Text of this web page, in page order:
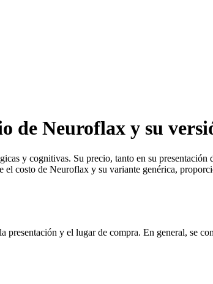
de Neuroflax y su
y cognitivas. Su precio, tanto en su presentación
costo de Neuroflax y su variante genérica,
y el lugar de compra. En general, se